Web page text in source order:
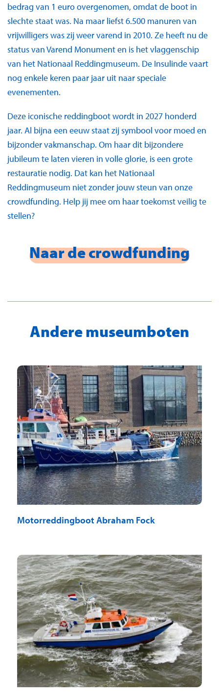
bedrag van 1 euro overgenomen, omdat de boot in
slechte staat was. Na maar liefst 6.500 manuren van
vrijwilligers was zij weer varend in 2010. Ze heeft nu de
status van Varend Monument en is het vlaggenschip
van het Nationaal Reddingmuseum. De Insulinde vaart
nog enkele keren paar jaar uit naar speciale
evenementen.
Deze iconische reddingboot wordt in 2027 honderd
jaar. Al bijna een eeuw staat zij symbool voor moed en
bijzonder vakmanschap. Om haar dit bijzondere
jubileum te laten vieren in volle glorie, is een grote
restauratie nodig. Dat kan het Nationaal
Reddingmuseum niet zonder jouw steun van onze
crowdfunding. Help jij mee om haar toekomst veilig te
stellen?
Naar de crowdfunding
Andere museumboten
Motorreddingboot Abraham Fock